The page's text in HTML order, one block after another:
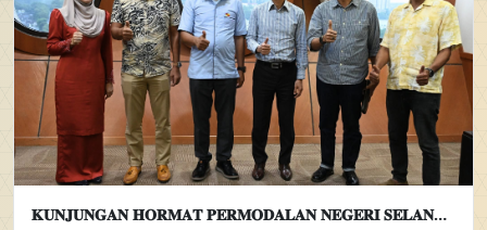
𝐊𝐔𝐍𝐉𝐔𝐍𝐆𝐀𝐍 𝐇𝐎𝐑𝐌𝐀𝐓 𝐏𝐄𝐑𝐌𝐎𝐃𝐀𝐋𝐀𝐍 𝐍𝐄𝐆𝐄𝐑𝐈 𝐒𝐄𝐋𝐀𝐍𝐆𝐎𝐑 𝐁𝐄𝐑𝐇𝐀𝐃 𝐊𝐄𝐏𝐀𝐃𝐀 𝐏𝐄𝐌𝐀𝐍𝐆𝐊𝐔 𝐏𝐄𝐍𝐆𝐀𝐑𝐀𝐇 𝐄𝐊𝐒𝐄𝐊𝐔𝐓𝐈𝐅